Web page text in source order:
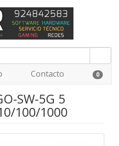
Contacto 0
SW-5G 5
100/1000